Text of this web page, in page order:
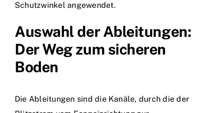
Schutzwinkel angewendet.
Auswahl der Ableitungen:
Der Weg zum sicheren
Boden
Die Ableitungen sind die Kanäle, durch die der